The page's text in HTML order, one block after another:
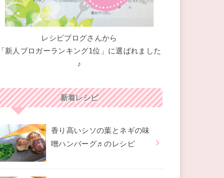
レシピブログさんから
「新人ブロガーランキング1位」に選ばれました
♪
新着レシピ
香り高いシソの葉とネギの味
噌ハンバーグ♬のレシピ